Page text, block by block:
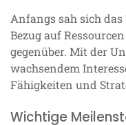
Anfangs sah sich
Bezug auf
gegenüber. Mit der
wachsendem
Fähigkeiten und
Wichtige